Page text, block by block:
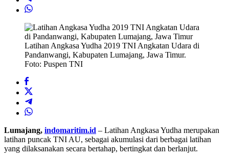
Latihan Angkasa Yudha 2019 TNI Angkatan Udara di
Pandanwangi, Kabupaten Lumajang, Jawa Timur.
Foto: Puspen TNI
Lumajang, indomaritim.id – Latihan Angkasa Yudha merupakan
latihan puncak TNI AU, sebagai akumulasi dari berbagai latihan
yang dilaksanakan secara bertahap, bertingkat dan berlanjut.